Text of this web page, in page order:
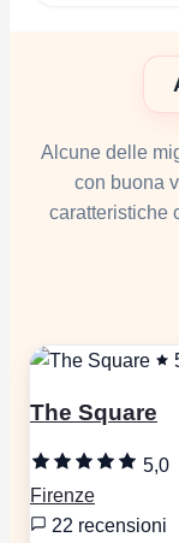
Alcune delle
con buona
caratteristiche
The Square
5,0
Firenze
22 recensioni